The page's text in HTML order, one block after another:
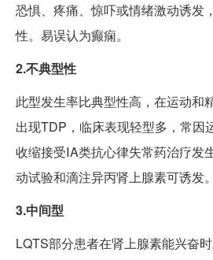
恐惧、疼痛、惊吓或情绪激动诱发
性。易误认为癫痫。
2.不典型性
此型发生率比典型性高，在运动和
出现TDP，临床表现轻型多，常因
收缩接受ⅠA类抗心律失常药治疗发
动试验和滴注异丙肾上腺素可诱发。
3.中间型
LQTS部分患者在肾上腺素能兴奋